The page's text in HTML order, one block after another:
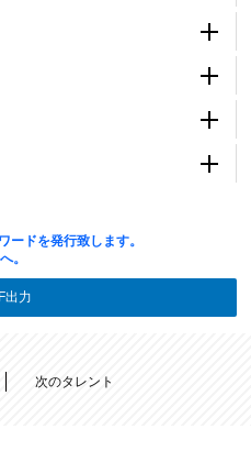
ードを発行致します。
へ。
出力
次のタレント